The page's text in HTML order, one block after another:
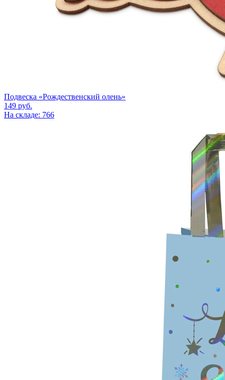
Подвеска «Рождественский олень»
149 руб.
На складе: 766